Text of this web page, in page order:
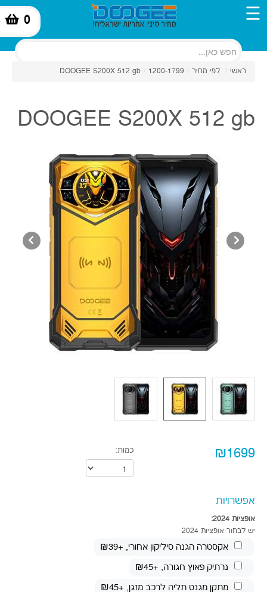
0 ☰
ראשי / לפי מחיר /
1200-1799
/
DOOGEE S200X 512 gb
DOOGEE S200X 512 gb
₪1699 כמות:
אפשרויות
אופציות 2024:
יש לבחור אופציות 2024
אקסטרה הגנה סיליקון אחורי, +₪39
נרתיק פאוץ חגורה, +₪45
מתקן מגנט תליה לרכב מזגן, +₪45